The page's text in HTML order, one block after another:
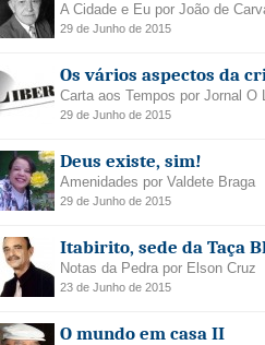
A Cidade e Eu por João de
29 de Junho de 2015
Os vários aspectos da
Carta aos Tempos por Jornal O
29 de Junho de 2015
Deus existe, sim!
Amenidades por Valdete Braga
29 de Junho de 2015
Itabirito, sede da Taça
Notas da Pedra por Elson Cruz
23 de Junho de 2015
O mundo em casa II